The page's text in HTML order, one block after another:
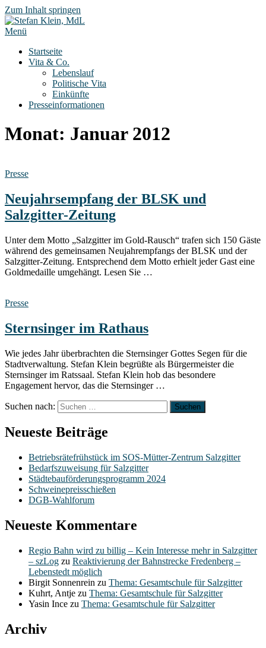
Zum Inhalt springen
Menü
Startseite
Vita & Co.
Lebenslauf
Politische Vita
Einkünfte
Presseinformationen
Monat: Januar 2012
Presse
Neujahrsempfang der BLSK und
Salzgitter-Zeitung
Unter dem Motto „Salzgitter im Gold-Rausch“ trafen sich 150 Gäste
während des gemeinsamen Neujahrempfangs der BLSK und der
Salzgitter-Zeitung. Entsprechend dem Motto erhielt jeder Gast eine
Goldmedaille umgehängt. Lesen Sie …
Presse
Sternsinger im Rathaus
Wie jedes Jahr überbrachten die Sternsinger Gottes Segen für die
Stadtverwaltung. Stefan Klein begrüßte als Bürgermeister die
Sternsinger im Ratssaal. Stefan Klein hob das besondere
Engagement hervor, das die Sternsinger …
Suchen nach:
Neueste Beiträge
Betriebsrätefrühstück im SOS-Mütter-Zentrum Salzgitter
Bedarfszuweisung für Salzgitter
Städtebauförderungsprogramm 2024
Schweinepreisschießen
DGB-Wahlforum
Neueste Kommentare
Regio Bahn wird zu billig – Kein Interesse mehr in Salzgitter
– szLog zu Reaktivierung der Bahnstrecke Fredenberg –
Lebenstedt möglich
Birgit Sonnenrein zu Thema: Gesamtschule für Salzgitter
Kuhrt, Antje zu Thema: Gesamtschule für Salzgitter
Yasin Ince zu Thema: Gesamtschule für Salzgitter
Archiv